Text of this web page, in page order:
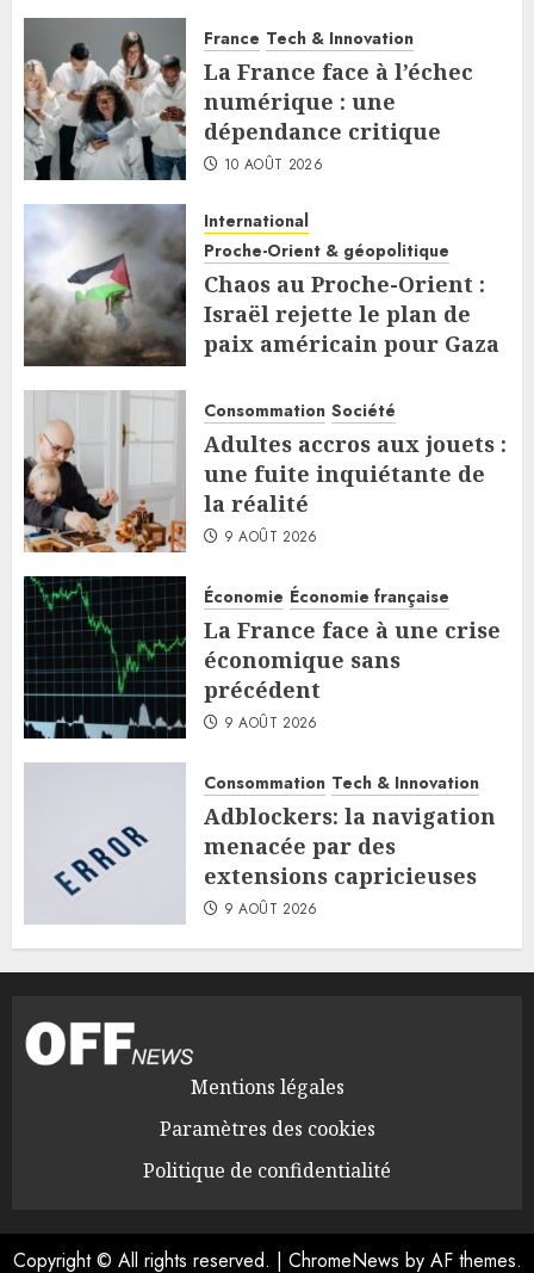
France Tech & Innovation
La France face à l’échec
numérique : une
dépendance critique
10 AOÛT 2026
International
Proche-Orient & géopolitique
Chaos au Proche-Orient :
Israël rejette le plan de
paix américain pour Gaza
Consommation Société
Adultes accros aux jouets :
une fuite inquiétante de
la réalité
9 AOÛT 2026
Économie Économie française
La France face à une crise
économique sans
précédent
9 AOÛT 2026
Consommation Tech & Innovation
Adblockers: la navigation
menacée par des
extensions capricieuses
9 AOÛT 2026
Mentions légales
Paramètres des cookies
Politique de confidentialité
Copyright © All rights reserved. | ChromeNews by AF themes.